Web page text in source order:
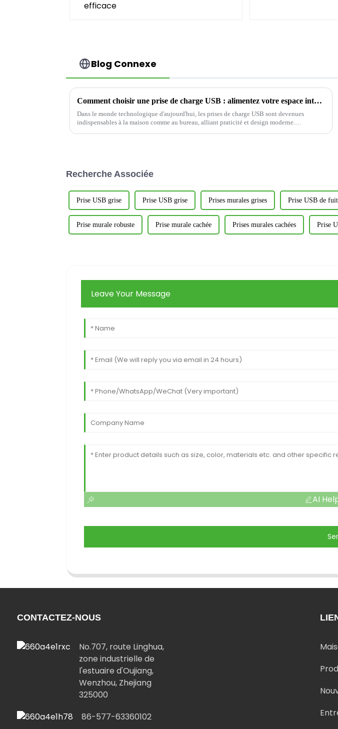
Blog Connexe
Comment choisir une prise de charge USB : alimentez votre espace intelligemment-1
Dans le monde technologique d'aujourd'hui, les prises de charge USB sont devenues
indispensables à la maison comme au bureau, alliant praticité et design moderne.
Recherche Associée
Prise USB grise Prise USB grise Prises murales grises Prise USB de
Prise murale robuste Prise murale cachée Prises murales cachées Prise
Leave Your Message
AI
CONTACTEZ-NOUS
No.707, route Linghua,
zone industrielle de
l'estuaire d'Oujiang,
Wenzhou, Zhejiang
325000
86-577-63360102